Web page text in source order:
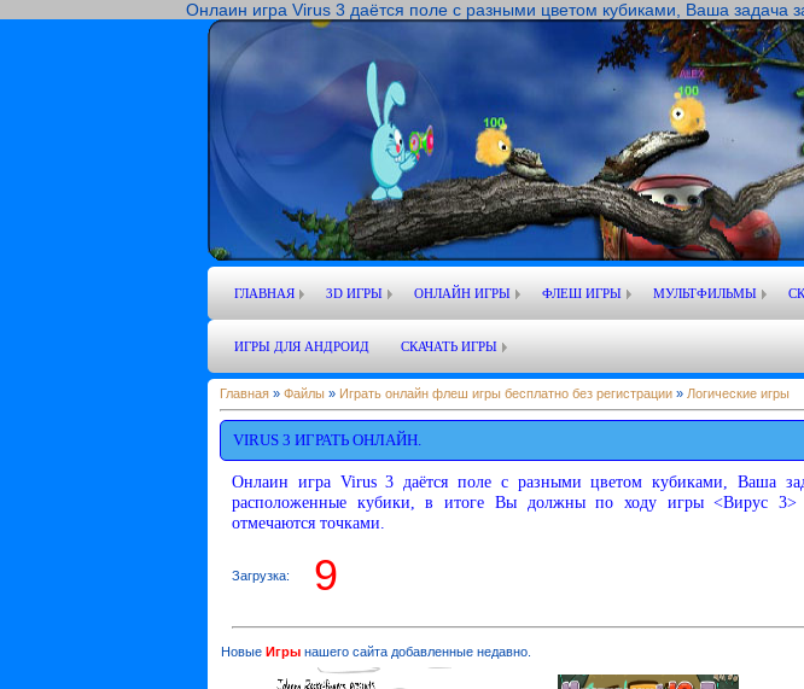
Онлаин игра Virus 3 даётся поле с разными цветом кубиками, Ваша
ГЛАВНАЯ 3D ИГРЫ ОНЛАЙН ИГРЫ ФЛЕШ ИГРЫ МУЛЬТФИЛЬМЫ
ИГРЫ ДЛЯ АНДРОИД СКАЧАТЬ ИГРЫ
Главная » Файлы » Играть онлайн флеш игры бесплатно без регистрации » Логические игры
VIRUS 3 ИГРАТЬ ОНЛАЙН.
Онлаин игра Virus 3 даётся поле с разными цветом кубиками, Ваша
расположенные кубики, в итоге Вы должны по ходу игры <Вирус 3>
отмечаются точками.
Загрузка: 9
Новые Игры нашего сайта добавленные недавно.